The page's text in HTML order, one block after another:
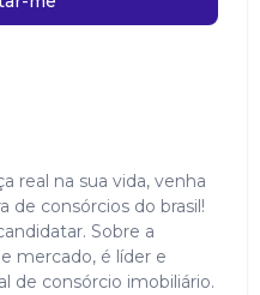
real na sua vida, venha
de consórcios do brasil!
Sobre a
mercado, é líder e
de consórcio imobiliário.